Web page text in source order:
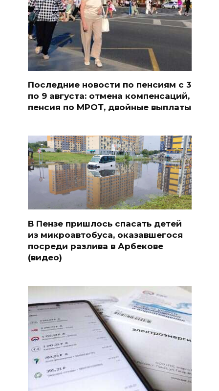
Последние новости по пенсиям с 3
по 9 августа: отмена компенсаций,
пенсия по МРОТ, двойные выплаты
В Пензе пришлось спасать детей
из микроавтобуса, оказавшегося
посреди разлива в Арбекове
(видео)